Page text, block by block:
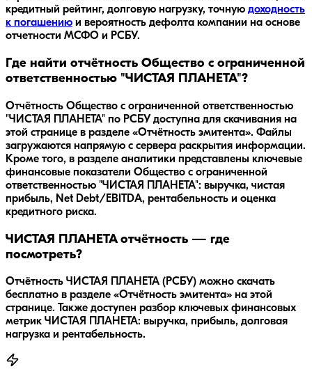
кредитный рейтинг, долговую нагрузку, точную доходность
к погашению и вероятность дефолта компании на основе
отчетности МСФО и РСБУ.
Где найти отчётность Общество с ограниченной
ответственностью "ЧИСТАЯ ПЛАНЕТА"?
Отчётность Общество с ограниченной ответственностью
"ЧИСТАЯ ПЛАНЕТА" по РСБУ доступна для скачивания на
этой странице в разделе «Отчётность эмитента». Файлы
загружаются напрямую с сервера раскрытия информации.
Кроме того, в разделе аналитики представлены ключевые
финансовые показатели Общество с ограниченной
ответственностью "ЧИСТАЯ ПЛАНЕТА": выручка, чистая
прибыль, Net Debt/EBITDA, рентабельность и оценка
кредитного риска.
ЧИСТАЯ ПЛАНЕТА отчётность — где
посмотреть?
Отчётность ЧИСТАЯ ПЛАНЕТА (РСБУ) можно скачать
бесплатно в разделе «Отчётность эмитента» на этой
странице. Также доступен разбор ключевых финансовых
метрик ЧИСТАЯ ПЛАНЕТА: выручка, прибыль, долговая
нагрузка и рентабельность.